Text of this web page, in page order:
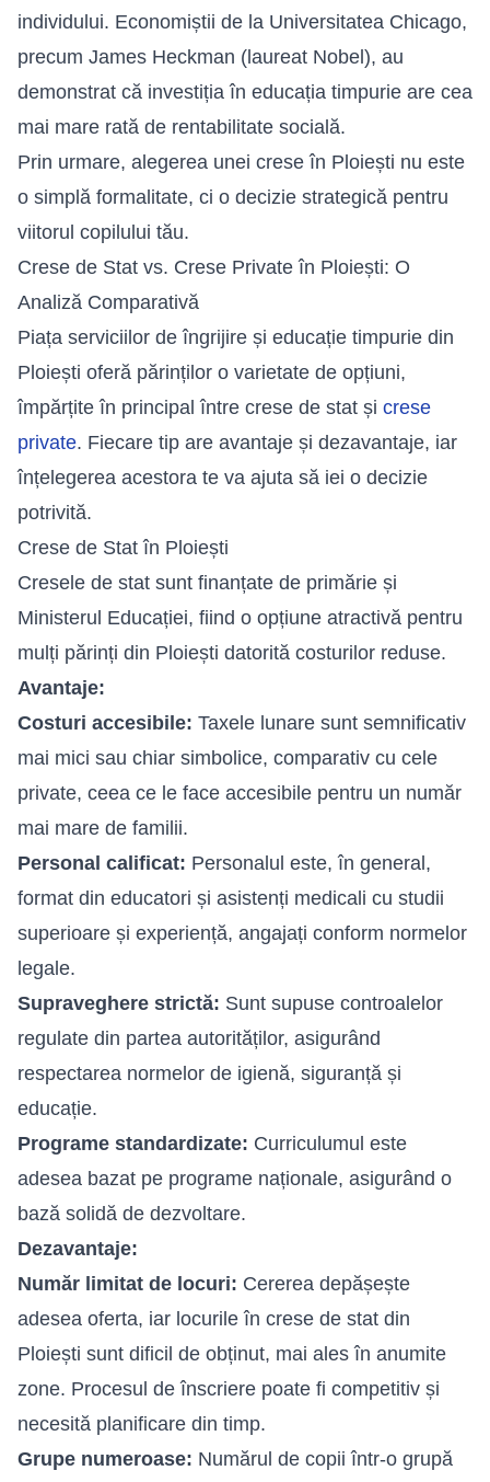
individului. Economiștii de la Universitatea Chicago,
precum James Heckman (laureat Nobel), au
demonstrat că investiția în educația timpurie are cea
mai mare rată de rentabilitate socială.
Prin urmare, alegerea unei crese în Ploiești nu este
o simplă formalitate, ci o decizie strategică pentru
viitorul copilului tău.
Crese de Stat vs. Crese Private în Ploiești: O
Analiză Comparativă
Piața serviciilor de îngrijire și educație timpurie din
Ploiești oferă părinților o varietate de opțiuni,
împărțite în principal între crese de stat și crese
private. Fiecare tip are avantaje și dezavantaje, iar
înțelegerea acestora te va ajuta să iei o decizie
potrivită.
Crese de Stat în Ploiești
Cresele de stat sunt finanțate de primărie și
Ministerul Educației, fiind o opțiune atractivă pentru
mulți părinți din Ploiești datorită costurilor reduse.
Avantaje:
Costuri accesibile: Taxele lunare sunt semnificativ
mai mici sau chiar simbolice, comparativ cu cele
private, ceea ce le face accesibile pentru un număr
mai mare de familii.
Personal calificat: Personalul este, în general,
format din educatori și asistenți medicali cu studii
superioare și experiență, angajați conform normelor
legale.
Supraveghere strictă: Sunt supuse controalelor
regulate din partea autorităților, asigurând
respectarea normelor de igienă, siguranță și
educație.
Programe standardizate: Curriculumul este
adesea bazat pe programe naționale, asigurând o
bază solidă de dezvoltare.
Dezavantaje:
Număr limitat de locuri: Cererea depășește
adesea oferta, iar locurile în crese de stat din
Ploiești sunt dificil de obținut, mai ales în anumite
zone. Procesul de înscriere poate fi competitiv și
necesită planificare din timp.
Grupe numeroase: Numărul de copii într-o grupă